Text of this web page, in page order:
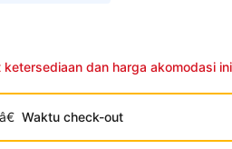
dan harga akomodasi ini
Waktu check-out